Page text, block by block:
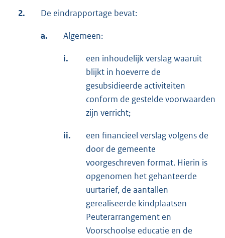
2. De eindrapportage bevat:
a. Algemeen:
i.
een inhoudelijk verslag waaruit
blijkt in hoeverre de
gesubsidieerde activiteiten
conform de gestelde voorwaarden
zijn verricht;
ii.
een financieel verslag volgens de
door de gemeente
voorgeschreven format. Hierin is
opgenomen het gehanteerde
uurtarief, de aantallen
gerealiseerde kindplaatsen
Peuterarrangement en
Voorschoolse educatie en de